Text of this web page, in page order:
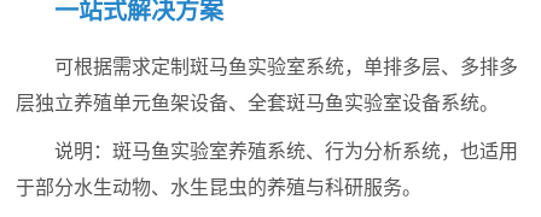
一站式解决方案
可根据需求定制斑马鱼实验室系统，单排多层、多排多
层独立养殖单元鱼架设备、全套斑马鱼实验室设备系统。
说明：斑马鱼实验室养殖系统、行为分析系统，也适用
于部分水生动物、水生昆虫的养殖与科研服务。